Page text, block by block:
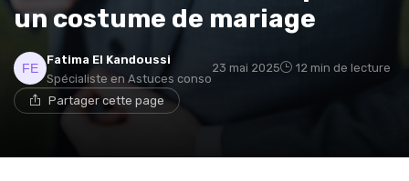
un costume de mariage
Fatima El Kandoussi
Spécialiste en Astuces conso
23 mai 2025 12 min de lecture
Partager cette page